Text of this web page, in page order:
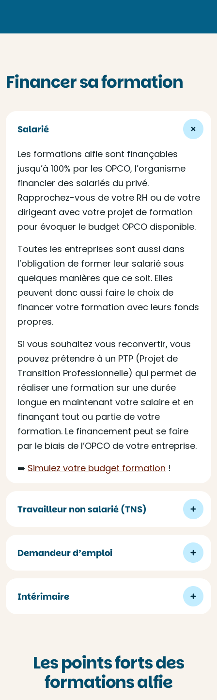
Financer sa formation
Salarié
Les formations alfie sont finançables
jusqu’à 100% par les OPCO, l’organisme
financier des salariés du privé.
Rapprochez-vous de votre RH ou de votre
dirigeant avec votre projet de formation
pour évoquer le budget OPCO disponible.
Toutes les entreprises sont aussi dans
l’obligation de former leur salarié sous
quelques manières que ce soit. Elles
peuvent donc aussi faire le choix de
financer votre formation avec leurs fonds
propres.
Si vous souhaitez vous reconvertir, vous
pouvez prétendre à un PTP (Projet de
Transition Professionnelle) qui permet de
réaliser une formation sur une durée
longue en maintenant votre salaire et en
finançant tout ou partie de votre
formation. Le financement peut se faire
par le biais de l’OPCO de votre entreprise.
➡️ Simulez votre budget formation !
Travailleur non salarié (TNS)
Demandeur d’emploi
Intérimaire
Les points forts des
formations alfie